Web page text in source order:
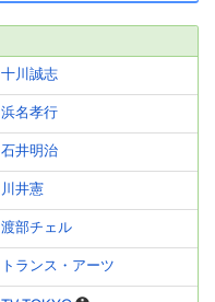
十川誠志
浜名孝行
石井明治
川井憲
渡部チェル
トランス・アーツ